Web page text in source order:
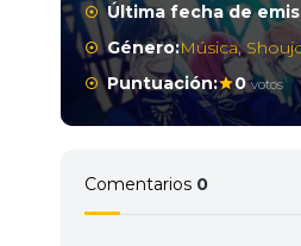
Última fecha de
Género:Música,
Puntuación:
0 votos
Comentarios 0